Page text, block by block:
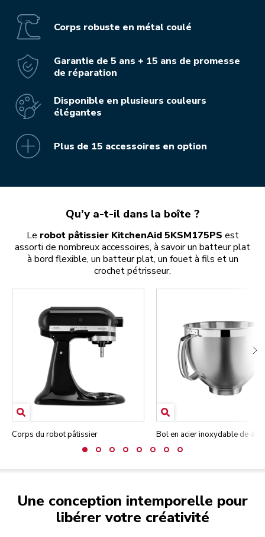
Corps robuste en métal coulé
Garantie de 5 ans + 15 ans de promesse
de réparation
Disponible en plusieurs couleurs
élégantes
Plus de 15 accessoires en option
Qu’y a-t-il dans la boîte ?
Le robot pâtissier KitchenAid 5KSM175PS est
assorti de nombreux accessoires, à savoir un batteur plat
à bord flexible, un batteur plat, un fouet à fils et un
crochet pétrisseur.
Corps du robot pâtissier Bol en acier inoxydable de 4,7
Une conception intemporelle pour
libérer votre créativité